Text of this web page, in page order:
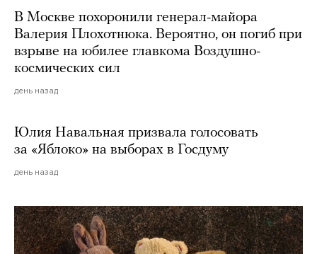
В Москве похоронили генерал-майора
Валерия Плохотнюка. Вероятно, он погиб при
взрыве на юбилее главкома Воздушно-
космических сил
день назад
Юлия Навальная призвала голосовать
за «Яблоко» на выборах в Госдуму
день назад